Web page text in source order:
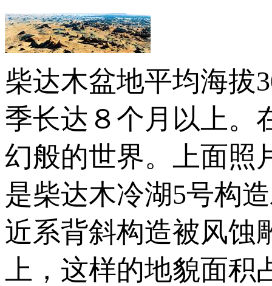
柴达木盆地平均海拔
季长达８个月以上。
幻般的世界。上面照
是柴达木冷湖5号构
近系背斜构造被风蚀
上，这样的地貌面